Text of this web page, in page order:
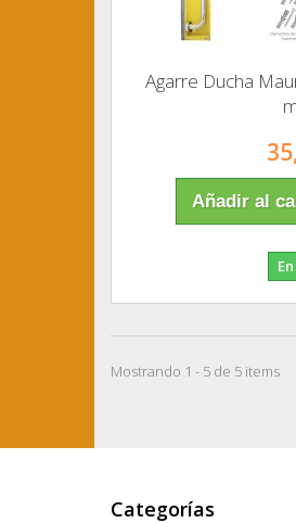
Agarre Ducha
Añadir al
Mostrando 1 - 5 de 5 items
Categorías